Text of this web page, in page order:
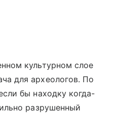
культурном слое
для археологов. По
бы находку когда-
разрушенный